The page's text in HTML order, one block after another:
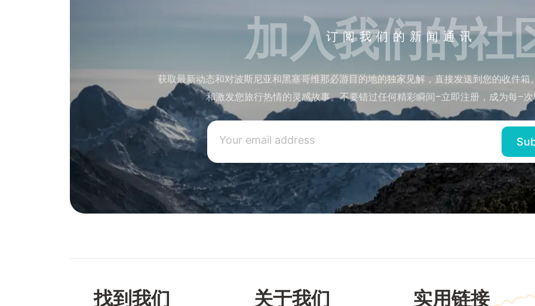
订阅我们的新闻通讯
加入我们的社
获取最新动态和对波斯尼亚和黑塞哥维那必游目的地的独家见解，直接发送到您的收件
和激发您旅行热情的灵感故事。不要错过任何精彩瞬间–立即注册，成为每–
找到我们 关于我们 实用链接